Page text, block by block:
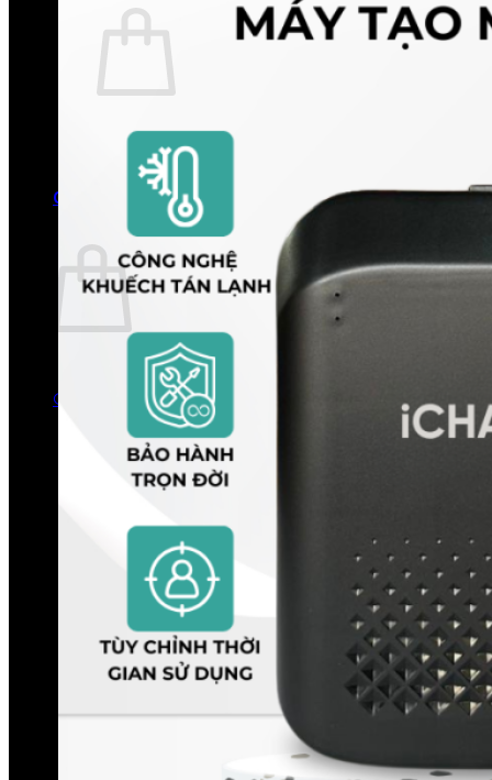
Quay trở lại cửa hàng
0
Giỏ hàng
Chưa có sản phẩm trong giỏ hàng.
Quay trở lại cửa hàng